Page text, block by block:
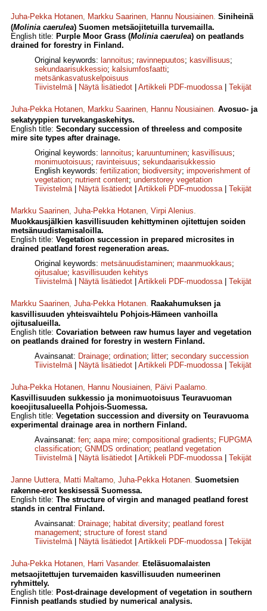
Juha-Pekka Hotanen, Markku Saarinen, Hannu Nousiainen. Siniheinä
(Molinia caerulea) Suomen metsäojitetuilla turvemailla.
English title: Purple Moor Grass (Molinia caerulea) on peatlands
drained for forestry in Finland.
Original keywords: lannoitus; ravinnepuutos; kasvillisuus;
sekundaarisukkessio; kalsiumfosfaatti;
metsänkasvatuskelpoisuus
Tiivistelmä| Näytä lisätiedot Artikkeli PDF-muodossa| Tekijät
Juha-Pekka Hotanen, Markku Saarinen, Hannu Nousiainen. Avosuo- ja
sekatyyppien turvekangaskehitys.
English title: Secondary succession of threeless and composite
mire site types after drainage.
Original keywords: lannoitus; karuuntuminen; kasvillisuus;
monimuotoisuus; ravinteisuus; sekundaarisukkessio
English keywords: fertilization; biodiversity; impoverishment of
vegetation; nutrient content; understorey vegetation
Tiivistelmä| Näytä lisätiedot Artikkeli PDF-muodossa| Tekijät
Markku Saarinen, Juha-Pekka Hotanen, Virpi Alenius.
Muokkausjälkien kasvillisuuden kehittyminen ojitettujen soiden
metsänuudistamisaloilla.
English title: Vegetation succession in prepared microsites in
drained peatland forest regeneration areas.
Original keywords: metsänuudistaminen; maanmuokkaus;
ojitusalue; kasvillisuuden kehitys
Tiivistelmä| Näytä lisätiedot Artikkeli PDF-muodossa| Tekijät
Markku Saarinen, Juha-Pekka Hotanen. Raakahumuksen ja
kasvillisuuden yhteisvaihtelu Pohjois-Hämeen vanhoilla
ojitusalueilla.
English title: Covariation between raw humus layer and vegetation
on peatlands drained for forestry in western Finland.
Avainsanat: Drainage; ordination; litter; secondary succession
Tiivistelmä| Näytä lisätiedot Artikkeli PDF-muodossa| Tekijät
Juha-Pekka Hotanen, Hannu Nousiainen, Päivi Paalamo.
Kasvillisuuden sukkessio ja monimuotoisuus Teuravuoman
koeojitusalueella Pohjois-Suomessa.
English title: Vegetation succession and diversity on Teuravuoma
experimental drainage area in northern Finland.
Avainsanat: fen; aapa mire; compositional gradients; FUPGMA
classification; GNMDS ordination; peatland vegetation
Tiivistelmä| Näytä lisätiedot Artikkeli PDF-muodossa| Tekijät
Janne Uuttera, Matti Maltamo, Juha-Pekka Hotanen. Suometsien
rakenne-erot keskisessä Suomessa.
English title: The structure of virgin and managed peatland forest
stands in central Finland.
Avainsanat: Drainage; habitat diversity; peatland forest
management; structure of forest stand
Tiivistelmä| Näytä lisätiedot Artikkeli PDF-muodossa| Tekijät
Juha-Pekka Hotanen, Harri Vasander. Eteläsuomalaisten
metsaojitettujen turvemaiden kasvillisuuden numeerinen
ryhmittely.
English title: Post-drainage development of vegetation in southern
Finnish peatlands studied by numerical analysis.